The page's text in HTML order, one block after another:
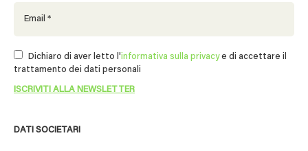
DATI SOCIETARI
Dichiaro di aver letto l'informativa sulla privacye di accettare il
trattamento dei dati personali